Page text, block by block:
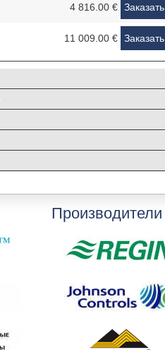
4 816.00 € Заказать
11 009.00 € Заказать
Производители